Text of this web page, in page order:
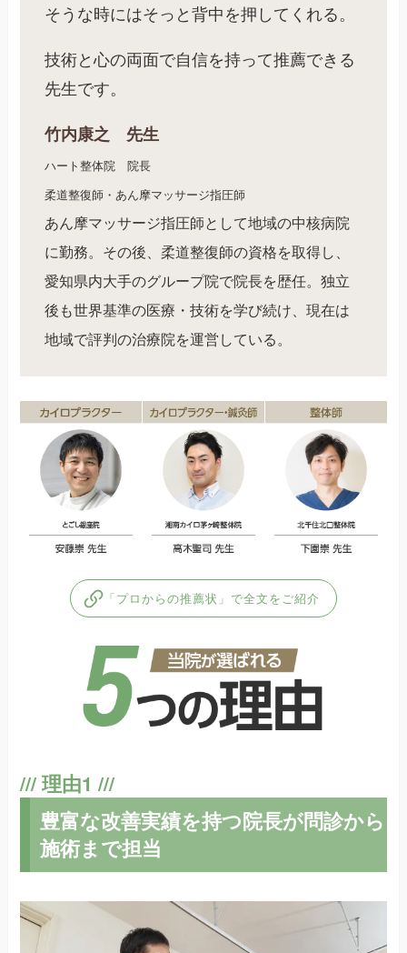
そうな時にはそっと背中を押してくれる。
技術と心の両面で自信を持って推薦できる
先生です。
竹内康之 先生
ハート整体院 院長
柔道整復師・あん摩マッサージ指圧師
あん摩マッサージ指圧師として地域の中核病院
に勤務。その後、柔道整復師の資格を取得し、
愛知県内大手のグループ院で院長を歴任。独立
後も世界基準の医療・技術を学び続け、現在は
地域で評判の治療院を運営している。
「プロからの推薦状」で全文をご紹介
豊富な改善実績を持つ院長が問診から
施術まで担当